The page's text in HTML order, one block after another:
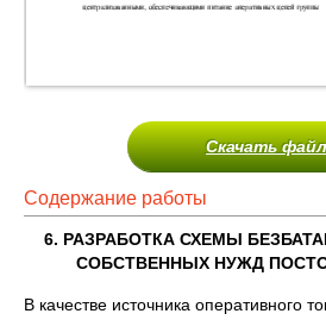
Скачать файл
Содержание работы
6. РАЗРАБОТКА СХЕМЫ
СОБСТВЕННЫХ НУЖД
В качестве источника оперативного